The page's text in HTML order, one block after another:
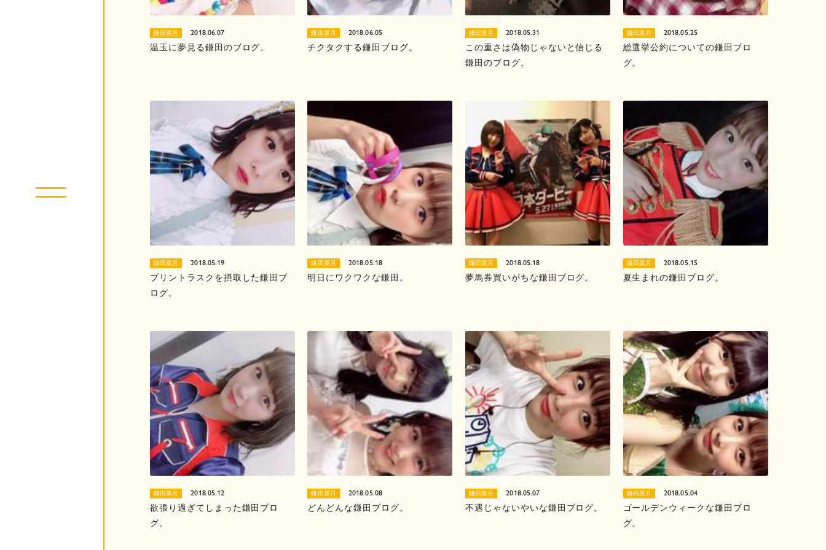
鎌田菜月 2018.06.07
温玉に夢見る鎌田のブログ。
鎌田菜月 2018.06.05
チクタクする鎌田ブログ。
鎌田菜月 2018.05.31
この重さは偽物じゃないと信じる
鎌田のブログ。
鎌田菜月 2018.05.25
総選挙公約についての鎌田ブロ
グ。
鎌田菜月 2018.05.19
プリントラスクを摂取した鎌田ブ
ログ。
鎌田菜月 2018.05.18
明日にワクワクな鎌田。
鎌田菜月 2018.05.18
夢馬券買いがちな鎌田ブログ。
鎌田菜月 2018.05.15
夏生まれの鎌田ブログ。
鎌田菜月 2018.05.12
欲張り過ぎてしまった鎌田ブロ
グ。
鎌田菜月 2018.05.08
どんどんな鎌田ブログ。
鎌田菜月 2018.05.07
不遇じゃないやいな鎌田ブログ。
鎌田菜月 2018.05.04
ゴールデンウィークな鎌田ブロ
グ。